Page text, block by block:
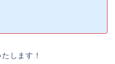
します！